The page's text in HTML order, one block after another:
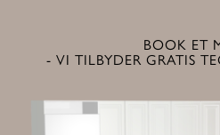
BOOK ET
- VI TILBYDER GRATIS